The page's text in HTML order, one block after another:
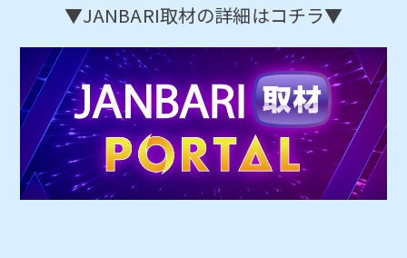
▼JANBARI取材の詳細はコチラ▼